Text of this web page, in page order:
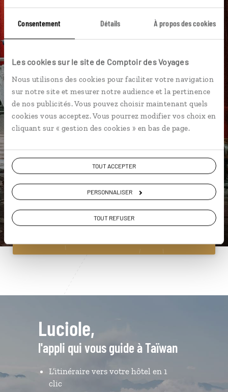
Consentement Détails À propos des cookies
Les cookies sur le site de Comptoir des Voyages
Nous utilisons des cookies pour faciliter votre navigation
sur notre site et mesurer notre audience et la pertinence
de nos publicités. Vous pouvez choisir maintenant quels
cookies vous acceptez. Vous pourrez modifier vos choix en
cliquant sur « gestion des cookies » en bas de page.
TOUT ACCEPTER
PERSONNALISER
TOUT REFUSER
près de vos envies et de la réalité du pays.
téléphone.
Vous gardez le même interlocuteur avant,
pendant et après votre voyage.
ou
01 84 75 16 65
Du lundi au samedi de 09h30 à 18h30
Luciole,
l'appli qui vous guide à Taïwan
L’itinéraire vers votre hôtel en 1
clic